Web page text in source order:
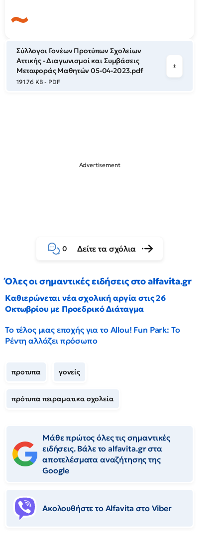
Σύλλογοι Γονέων Προτύπων Σχολείων
Αττικής - Διαγωνισμοί και Συμβάσεις
Μεταφοράς Μαθητών 05-04-2023.pdf
191.76 KB - PDF
0 Δείτε τα σχόλια
Όλες οι σημαντικές ειδήσεις στο alfavita.gr
Καθιερώνεται νέα σχολική αργία στις 26
Οκτωβρίου με Προεδρικό Διάταγμα
Το τέλος μιας εποχής για το Allou! Fun Park: Το
Ρέντη αλλάζει πρόσωπο
προτυπα γονείς
πρότυπα πειραματικα σχολεία
Μάθε πρώτος όλες τις σημαντικές
ειδήσεις. Βάλε το alfavita.gr στα
αποτελέσματα αναζήτησης της
Google
Ακολουθήστε το Αlfavita στο Viber